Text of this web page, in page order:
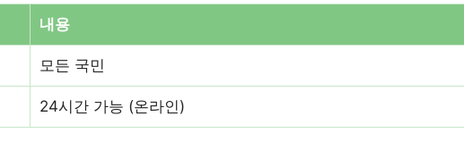
내용
모든 국민
24시간 가능 (온라인)